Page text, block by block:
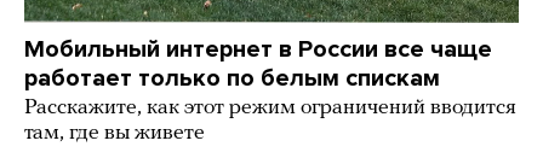
Мобильный интернет в России все чаще
работает только по белым спискам
Расскажите, как этот режим ограничений вводится
там, где вы живете